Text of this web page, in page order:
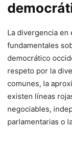
La divergencia
fundamentales
democrático
respeto por la
comunes, la
existen líneas
negociables,
parlamentarias o